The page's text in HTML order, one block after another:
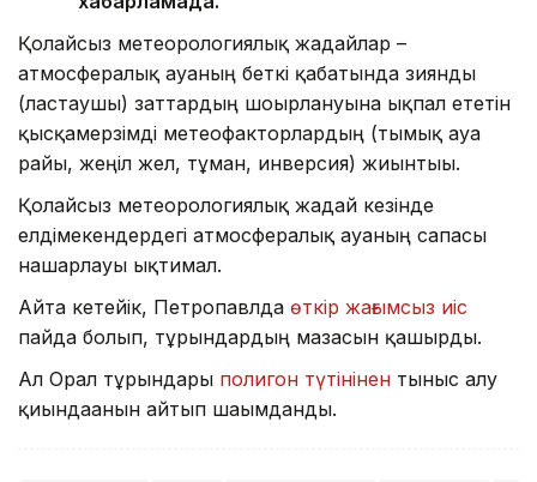
Қолайсыз метеорологиялық жағдайлар –
атмосфералық ауаның беткі қабатында зиянды
(ластаушы) заттардың шоғырлануына ықпал ететін
қысқамерзімді метеофакторлардың (тымық ауа
райы, жеңіл жел, тұман, инверсия) жиынтығы.
Қолайсыз метеорологиялық жағдай кезінде
елдімекендердегі атмосфералық ауаның сапасы
нашарлауы ықтимал.
Айта кетейік, Петропавлда өткір жағымсыз иіс
пайда болып, тұрғындардың мазасын қашырды.
Ал Орал тұрғындары полигон түтінінен тыныс алу
қиындағанын айтып шағымданды.